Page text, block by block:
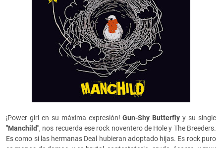
¡Power girl en su máxima expresión!Gun-Shy Butterfly y su single
"Manchild", nos recuerda ese rock noventero de Hole y The Breeders.
Es como si las hermanas Deal hubieran adoptado hijas. Es rock puro